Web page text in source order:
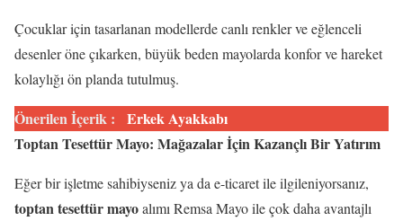
Çocuklar için tasarlanan modellerde canlı renkler ve eğlenceli
desenler öne çıkarken, büyük beden mayolarda konfor ve hareket
kolaylığı ön planda tutulmuş.
Önerilen İçerik :
Erkek Ayakkabı
Toptan Tesettür Mayo: Mağazalar İçin Kazançlı Bir Yatırım
Eğer bir işletme sahibiyseniz ya da e-ticaret ile ilgileniyorsanız,
toptan tesettür mayoalımı Remsa Mayo ile çok daha avantajlı